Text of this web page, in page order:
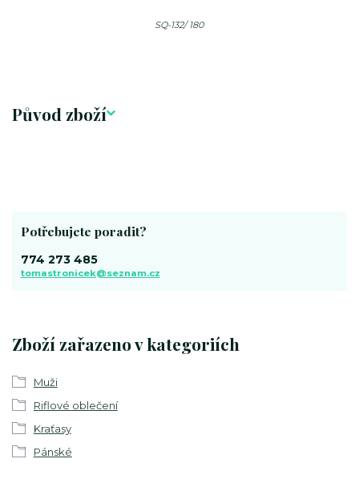
SQ-132/ 180
Původ zboží
Zboží zařazeno v kategoriích
Muži
Riflové oblečení
Kraťasy
Pánské
Potřebujete poradit?
774 273 485
tomastronicek@seznam.cz